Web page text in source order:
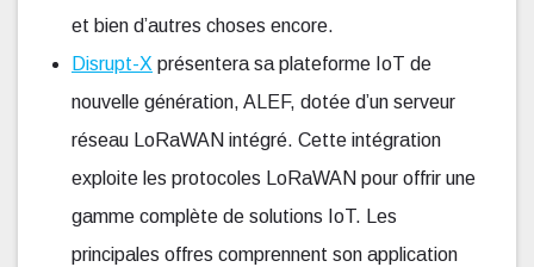
et bien d’autres choses encore.
Disrupt-X présentera sa plateforme IoT de
nouvelle génération, ALEF, dotée d’un serveur
réseau LoRaWAN intégré. Cette intégration
exploite les protocoles LoRaWAN pour offrir une
gamme complète de solutions IoT. Les
principales offres comprennent son application